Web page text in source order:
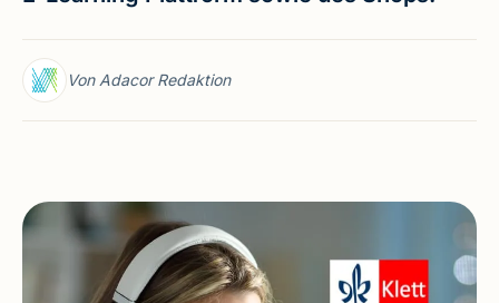
Von Adacor Redaktion